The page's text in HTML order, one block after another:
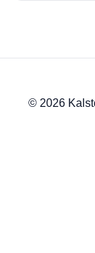
© 2026